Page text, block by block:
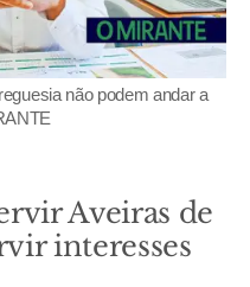
não podem andar a
Aveiras de
interesses